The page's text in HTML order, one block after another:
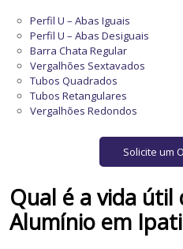
Perfil U – Abas Iguais
Perfil U – Abas Desiguais
Barra Chata Regular
Vergalhões Sextavados
Tubos Quadrados
Tubos Retangulares
Vergalhões Redondos
Solicite um
Qual é a vida útil
Alumínio em